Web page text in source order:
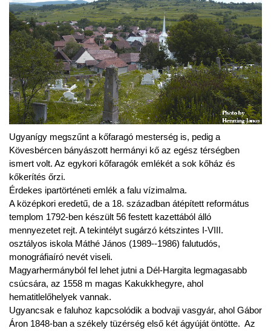
Ugyanígy megszűnt a kőfaragó mesterség is, pedig a
Kövesbércen bányászott hermányi kő az egész térségben
ismert volt. Az egykori kőfaragók emlékét a sok kőház és
kőkerítés őrzi.
Érdekes ipartörténeti emlék a falu vízimalma.
A középkori eredetű, de a 18. században átépített református
templom 1792-ben készült 56 festett kazettából álló
mennyezetet rejt. A tekintélyt sugárzó kétszintes I-VIII.
osztályos iskola Máthé János (1989--1986) falutudós,
monográfiaíró nevét viseli.
Magyarhermányból fel lehet jutni a Dél-Hargita legmagasabb
csúcsára, az 1558 m magas Kakukkhegyre, ahol
hematitlelőhelyek vannak.
Ugyancsak e faluhoz kapcsolódik a bodvaji vasgyár, ahol Gábor
Áron 1848-ban a székely tüzérség első két ágyúját öntötte. Az